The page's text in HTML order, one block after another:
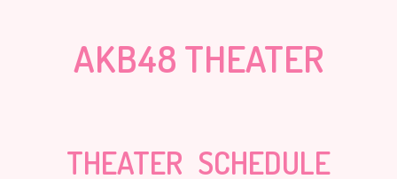
AKB48 THEATER
THEATER SCHEDULE